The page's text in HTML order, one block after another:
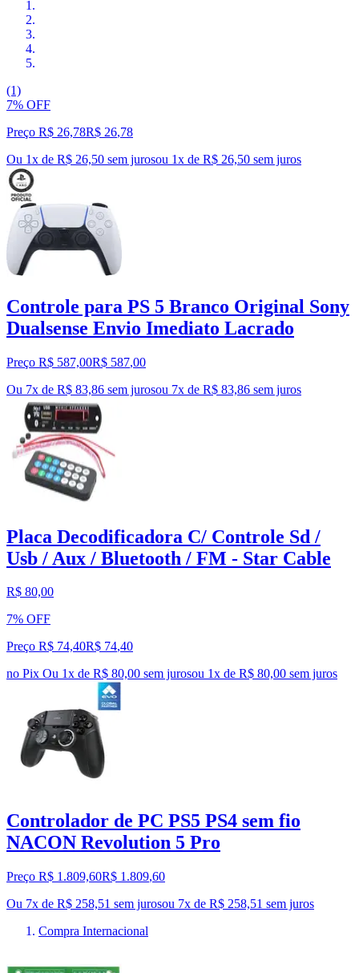
(1)
7% OFF
Preço R$ 26,78R$ 26,78
Ou 1x de R$ 26,50 sem jurosou 1x de R$ 26,50 sem juros
Controle para PS 5 Branco Original Sony
Dualsense Envio Imediato Lacrado
Preço R$ 587,00R$ 587,00
Ou 7x de R$ 83,86 sem jurosou 7x de R$ 83,86 sem juros
Placa Decodificadora C/ Controle Sd /
Usb / Aux / Bluetooth / FM - Star Cable
R$ 80,00
7% OFF
Preço R$ 74,40R$ 74,40
no Pix Ou 1x de R$ 80,00 sem jurosou 1x de R$ 80,00 sem juros
Controlador de PC PS5 PS4 sem fio
NACON Revolution 5 Pro
Preço R$ 1.809,60R$ 1.809,60
Ou 7x de R$ 258,51 sem jurosou 7x de R$ 258,51 sem juros
Compra Internacional